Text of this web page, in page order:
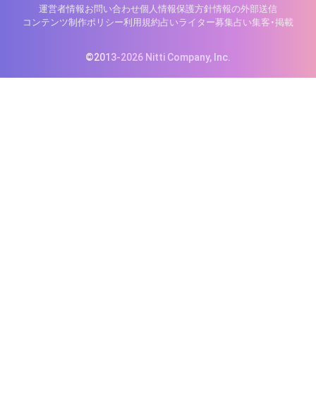
運営者情報お問い合わせ個人情報保護方針情報の外部送信
コンテンツ制作ポリシー利用規約占いライター募集占い集客・掲載
©2013-2026 Nitti Company, Inc.